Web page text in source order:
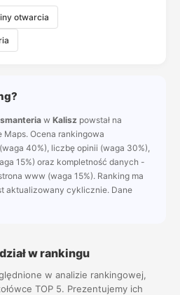
otwarcia
w Kalisz powstał na
Maps. Ocena rankingowa
40%), liczbę opinii (waga 30%),
15%) oraz kompletność danych -
www (waga 15%). Ranking ma
aktualizowany cyklicznie. Dane
w rankingu
w analizie rankingowej,
TOP 5. Prezentujemy ich